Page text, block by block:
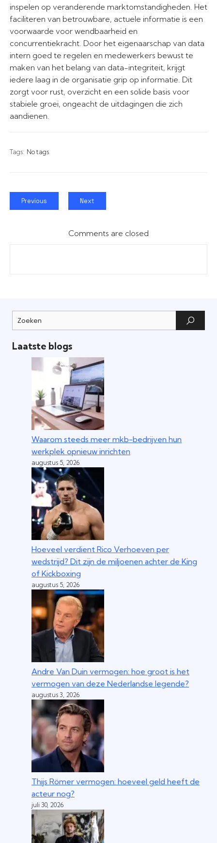
inspelen op veranderende marktomstandigheden. Het
faciliteren van betrouwbare, actuele informatie is een
voorwaarde voor wendbaarheid en
concurrentiekracht. Door het eigenaarschap van data
intern goed te regelen en medewerkers bewust te
maken van het belang van data-integriteit, krijgt
iedere laag in de organisatie grip op informatie. Dit
zorgt voor rust, overzicht en een solide basis voor
stabiele groei, ongeacht de uitdagingen die zich
aandienen.
Tags: No tags
Previous Next
Comments are closed
Laatste blogs
Waarom steeds meer mkb-bedrijven hun
werkplek opnieuw inrichten
augustus 5, 2026
Hoeveel verdient Rico Verhoeven per
wedstrijd? Dit zijn de miljoenen achter de King
of Kickboxing
augustus 5, 2026
Andre Van Duin vermogen: hoe groot is het
vermogen van deze Nederlandse legende?
augustus 3, 2026
Thijs Römer vermogen: hoeveel geld heeft de
acteur nog?
juli 30, 2026